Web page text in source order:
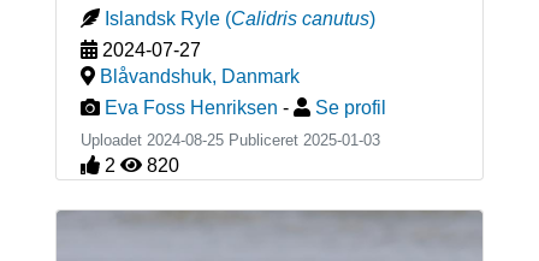
Islandsk Ryle (Calidris canutus)
2024-07-27
Blåvandshuk, Danmark
Eva Foss Henriksen - Se profil
Uploadet 2024-08-25 Publiceret 2025-01-03
2 820